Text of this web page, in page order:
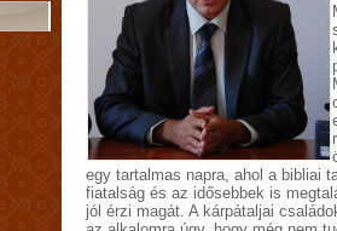
egy tartalmas napra, ahol a bibliai
fiatalság és az idősebbek is
jól érzi magát. A kárpátaljai